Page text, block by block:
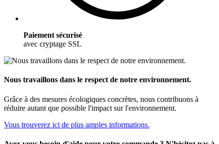
Paiement sécurisé
avec cryptage SSL
Nous travaillons dans le respect de notre environnement.
Grâce à des mesures écologiques concrètes, nous contribuons à
réduire autant que possible l'impact sur l'environnement.
Vous trouverez ici de plus amples informations.